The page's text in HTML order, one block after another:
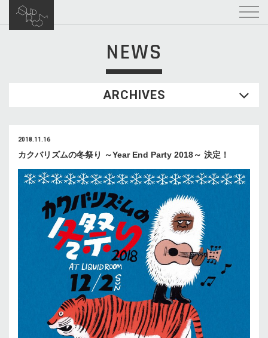
NEWS
ARCHIVES
2018.11.16
カクバリズムの冬祭り ～Year End Party 2018～ 決定！